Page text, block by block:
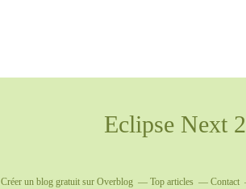
Eclipse Next
Créer un blog gratuit sur Overblog Top articles Contact